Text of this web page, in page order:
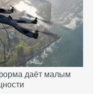
даёт малым